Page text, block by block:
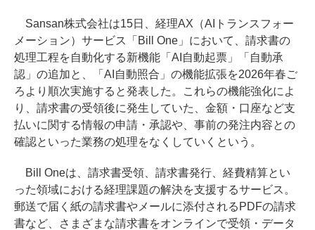
Sansan株式会社は15日、経理AX（AIトランスフォー
メーション）サービス「Bill One」において、請求書の
処理工程を自動化する新機能「AI自動起票」「自動承
認」の追加と、「AI自動照合」の機能拡張を2026年春ご
ろより順次実施すると発表した。これらの機能強化によ
り、請求書の受領後に発生していた、金額・口座など支
払いに関する情報の申請・承認や、事前の発注内容との
確認といった業務の処理をなくしていくという。
Bill Oneは、請求書受領、請求書発行、経費精算とい
った領域における経理課題の解決を支援するサービス。
郵送で届く紙の請求書やメールに添付されるPDFの請求
書など、さまざまな請求書をオンラインで受領・データ